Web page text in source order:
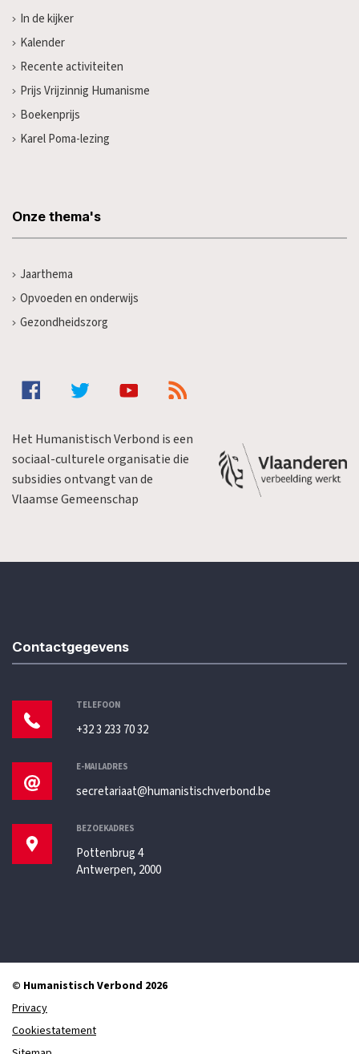
In de kijker
Kalender
Recente activiteiten
Prijs Vrijzinnig Humanisme
Boekenprijs
Karel Poma-lezing
Onze thema's
Jaarthema
Opvoeden en onderwijs
Gezondheidszorg
Het Humanistisch Verbond is een
sociaal-culturele organisatie die
subsidies ontvangt van de
Vlaamse Gemeenschap
Contactgegevens
TELEFOON
+32 3 233 70 32
E-MAILADRES
secretariaat@humanistischverbond.be
BEZOEKADRES
Pottenbrug 4
Antwerpen, 2000
© Humanistisch Verbond 2026
Privacy
Cookiestatement